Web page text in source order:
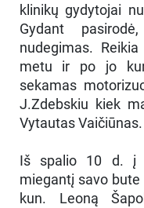
klinikų gydytojai
Gydant
nudegimas.
metu ir po jo
sekamas
J.Zdebskiu kiek
Vytautas Vaičiūnas.
Iš spalio 10 d. į
miegantį savo
kun. Leoną